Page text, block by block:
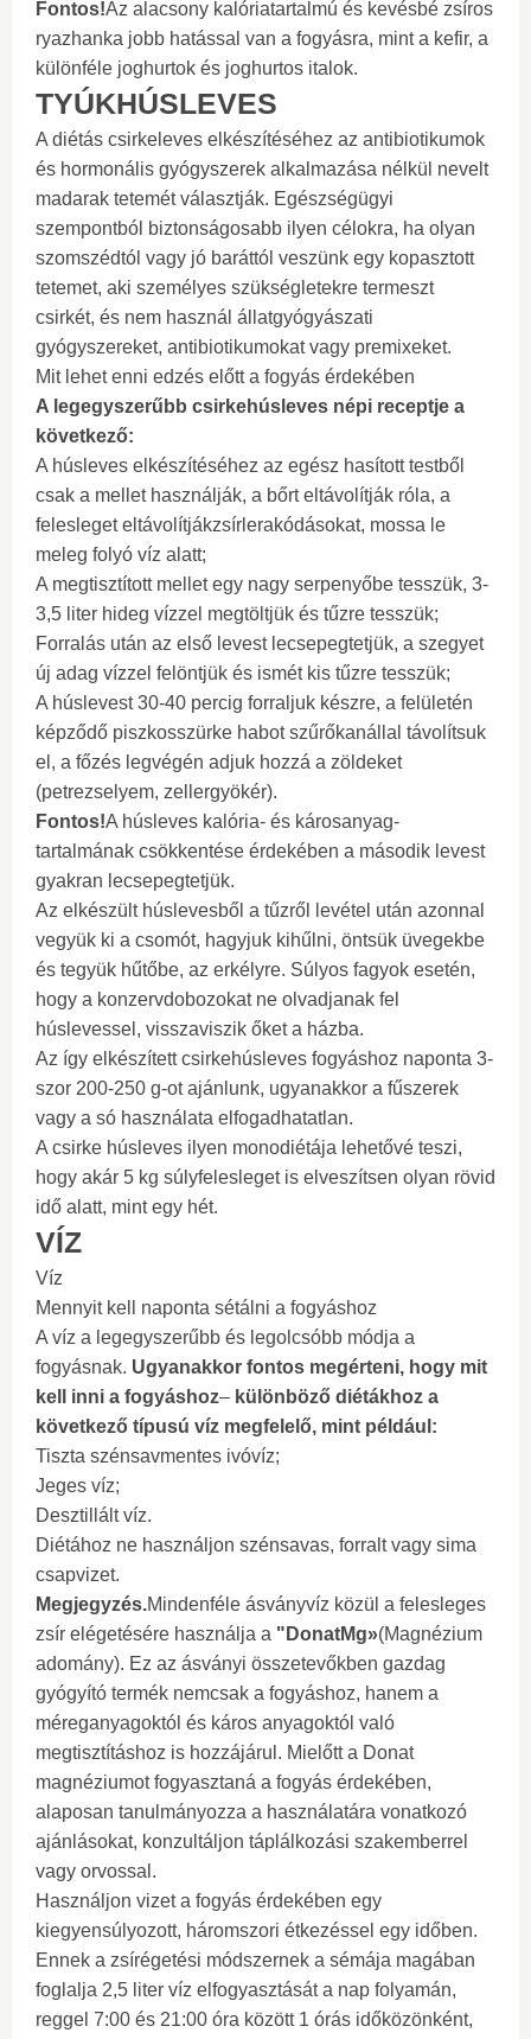
Fontos!Az alacsony kalóriatartalmú és kevésbé zsíros
ryazhanka jobb hatással van a fogyásra, mint a kefir, a
különféle joghurtok és joghurtos italok.
TYÚKHÚSLEVES
A diétás csirkeleves elkészítéséhez az antibiotikumok
és hormonális gyógyszerek alkalmazása nélkül nevelt
madarak tetemét választják. Egészségügyi
szempontból biztonságosabb ilyen célokra, ha olyan
szomszédtól vagy jó baráttól veszünk egy kopasztott
tetemet, aki személyes szükségletekre termeszt
csirkét, és nem használ állatgyógyászati ​​
gyógyszereket, antibiotikumokat vagy premixeket.
Mit lehet enni edzés előtt a fogyás érdekében
A legegyszerűbb csirkehúsleves népi receptje a
következő:
A húsleves elkészítéséhez az egész hasított testből
csak a mellet használják, a bőrt eltávolítják róla, a
felesleget eltávolítjákzsírlerakódásokat, mossa le
meleg folyó víz alatt;
A megtisztított mellet egy nagy serpenyőbe tesszük, 3-
3,5 liter hideg vízzel megtöltjük és tűzre tesszük;
Forralás után az első levest lecsepegtetjük, a szegyet
új adag vízzel felöntjük és ismét kis tűzre tesszük;
A húslevest 30-40 percig forraljuk készre, a felületén
képződő piszkosszürke habot szűrőkanállal távolítsuk
el, a főzés legvégén adjuk hozzá a zöldeket
(petrezselyem, zellergyökér).
Fontos!A húsleves kalória- és károsanyag-
tartalmának csökkentése érdekében a második levest
gyakran lecsepegtetjük.
Az elkészült húslevesből a tűzről levétel után azonnal
vegyük ki a csomót, hagyjuk kihűlni, öntsük üvegekbe
és tegyük hűtőbe, az erkélyre. Súlyos fagyok esetén,
hogy a konzervdobozokat ne olvadjanak fel
húslevessel, visszaviszik őket a házba.
Az így elkészített csirkehúsleves fogyáshoz naponta 3-
szor 200-250 g-ot ajánlunk, ugyanakkor a fűszerek
vagy a só használata elfogadhatatlan.
A csirke húsleves ilyen monodiétája lehetővé teszi,
hogy akár 5 kg súlyfelesleget is elveszítsen olyan rövid
idő alatt, mint egy hét.
VÍZ
Víz
Mennyit kell naponta sétálni a fogyáshoz
A víz a legegyszerűbb és legolcsóbb módja a
fogyásnak. Ugyanakkor fontos megérteni, hogy mit
kell inni a fogyáshoz– különböző diétákhoz a
következő típusú víz megfelelő, mint például:
Tiszta szénsavmentes ivóvíz;
Jeges víz;
Desztillált víz.
Diétához ne használjon szénsavas, forralt vagy sima
csapvizet.
Megjegyzés.Mindenféle ásványvíz közül a felesleges
zsír elégetésére használja a "DonatMg»(Magnézium
adomány). Ez az ásványi összetevőkben gazdag
gyógyító termék nemcsak a fogyáshoz, hanem a
méreganyagoktól és káros anyagoktól való
megtisztításhoz is hozzájárul. Mielőtt a Donat
magnéziumot fogyasztaná a fogyás érdekében,
alaposan tanulmányozza a használatára vonatkozó
ajánlásokat, konzultáljon táplálkozási szakemberrel
vagy orvossal.
Használjon vizet a fogyás érdekében egy
kiegyensúlyozott, háromszori étkezéssel egy időben.
Ennek a zsírégetési módszernek a sémája magában
foglalja 2,5 liter víz elfogyasztását a nap folyamán,
reggel 7:00 és 21:00 óra között 1 órás időközönként,